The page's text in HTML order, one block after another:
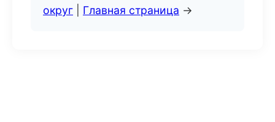
округ
Главная страница →